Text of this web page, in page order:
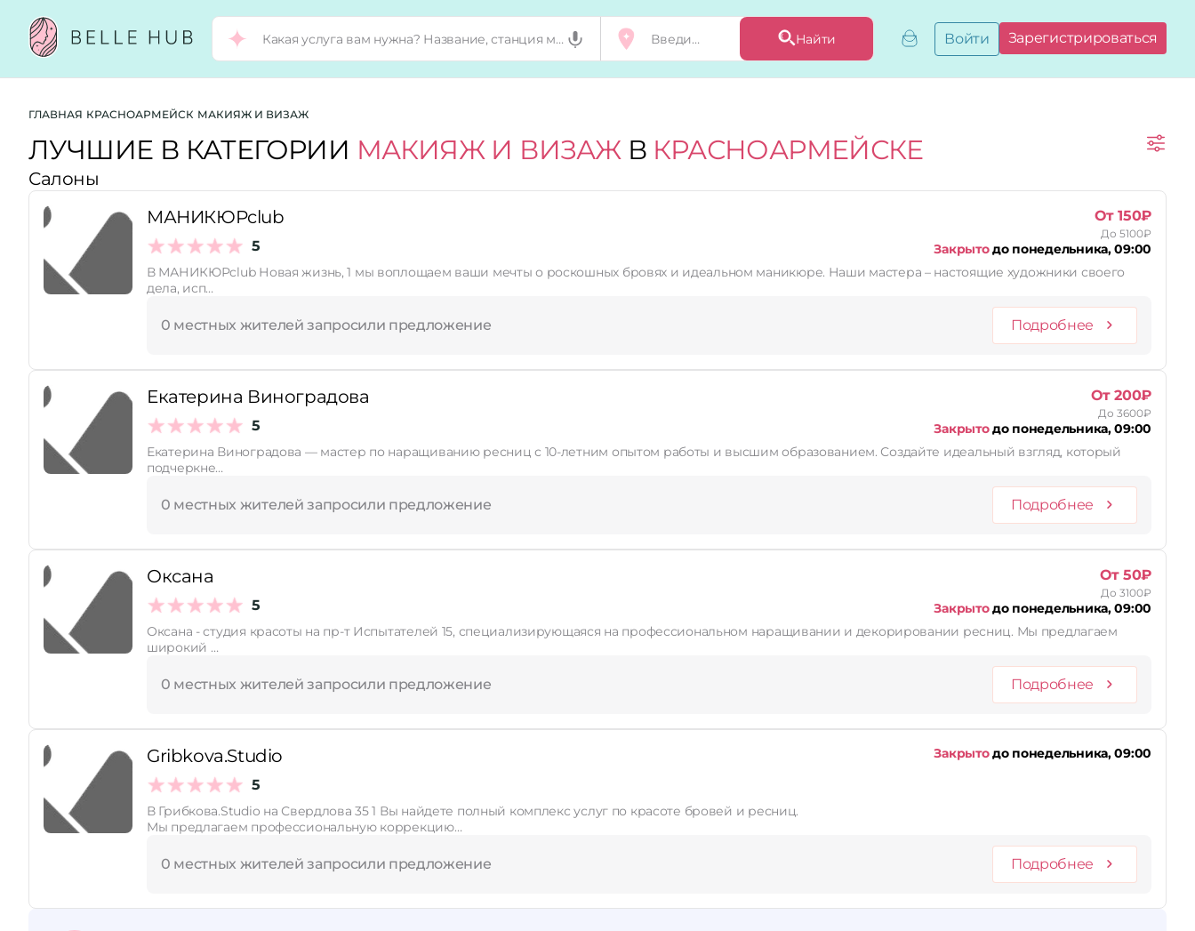
Найти
Добавить,
бизнес
Запросы
Войти Зарегистрироваться
Город:
Категории:
Стоимость услуг:
Принимает сертификаты
ГЛАВНАЯ КРАСНОАРМЕЙСК МАКИЯЖ И ВИЗАЖ
ЛУЧШИЕ В КАТЕГОРИИ МАКИЯЖ И ВИЗАЖВ КРАСНОАРМЕЙСКЕ
Салоны
МАНИКЮРclub
5
От 150₽
До 5100₽
Закрытодо понедельника, 09:00
В МАНИКЮРclub Новая жизнь, 1 мы воплощаем ваши мечты о роскошных бровях и идеальном маникюре. Наши мастера – настоящие художники своего
дела, исп…
0 местных жителей запросили предложение Подробнее
Екатерина Виноградова
5
От 200₽
До 3600₽
Закрытодо понедельника, 09:00
Екатерина Виноградова — мастер по наращиванию ресниц с 10-летним опытом работы и высшим образованием. Создайте идеальный взгляд, который
подчеркне…
0 местных жителей запросили предложение Подробнее
Оксана
5
От 50₽
До 3100₽
Закрытодо понедельника, 09:00
Оксана - студия красоты на пр-т Испытателей 15, специализирующаяся на профессиональном наращивании и декорировании ресниц. Мы предлагаем
широкий …
0 местных жителей запросили предложение Подробнее
Gribkova.Studio
5
Закрытодо понедельника, 09:00
В Грибкова.Studio на Свердлова 35 1 Вы найдете полный комплекс услуг по красоте бровей и ресниц.
Мы предлагаем профессиональную коррекцию…
0 местных жителей запросили предложение Подробнее